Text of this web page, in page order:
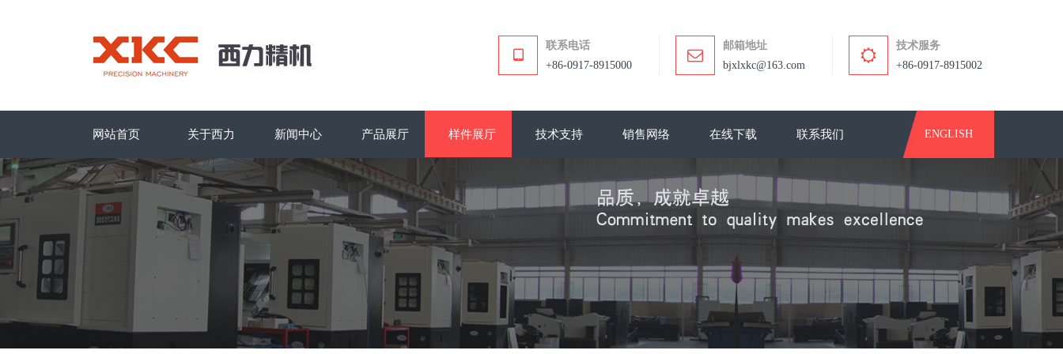
联系电话
+86-0917-8915000
邮箱地址
bjxlxkc@163.com
技术服务
+86-0917-8915002
网站首页 关于西力 新闻中心 产品展厅 样件展厅 技术支持 销售网络 在线下载 联系我们 ENGLISH